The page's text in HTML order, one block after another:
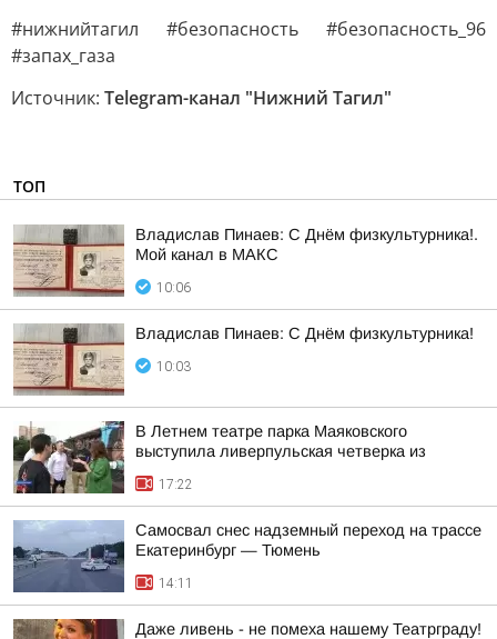
#нижнийтагил #безопасность #безопасность_96
#запах_газа
Источник: Telegram-канал "Нижний Тагил"
ТОП
Владислав Пинаев: С Днём физкультурника!.
Мой канал в МАКС
10:06
Владислав Пинаев: С Днём физкультурника!
10:03
В Летнем театре парка Маяковского
выступила ливерпульская четверка из
17:22
Самосвал снес надземный переход на трассе
Екатеринбург — Тюмень
14:11
Даже ливень - не помеха нашему Театрграду!